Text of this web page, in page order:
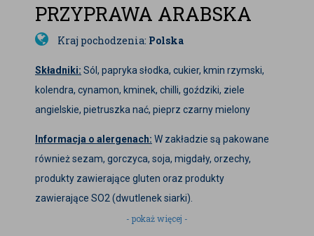
PRZYPRAWA ARABSKA
Kraj pochodzenia: Polska
Składniki: Sól, papryka słodka, cukier, kmin rzymski,
kolendra, cynamon, kminek, chilli, goździki, ziele
angielskie, pietruszka nać, pieprz czarny mielony
Informacja o alergenach: W zakładzie są pakowane
również sezam, gorczyca, soja, migdały, orzechy,
produkty zawierające gluten oraz produkty
zawierające SO2 (dwutlenek siarki).
Zdjęcia produktu są zdjęciami poglądowymi i mogą się
- pokaż więcej -